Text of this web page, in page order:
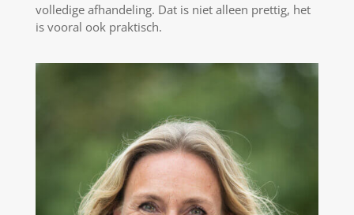
volledige afhandeling. Dat is niet alleen prettig, het
is vooral ook praktisch.